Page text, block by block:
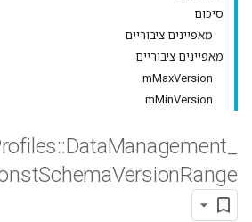
סיכום
מאפיינים ציבוריים
מאפיינים ציבוריים
mMaxVersion
mMinVersion
::DataManagement
SchemaVersionRange